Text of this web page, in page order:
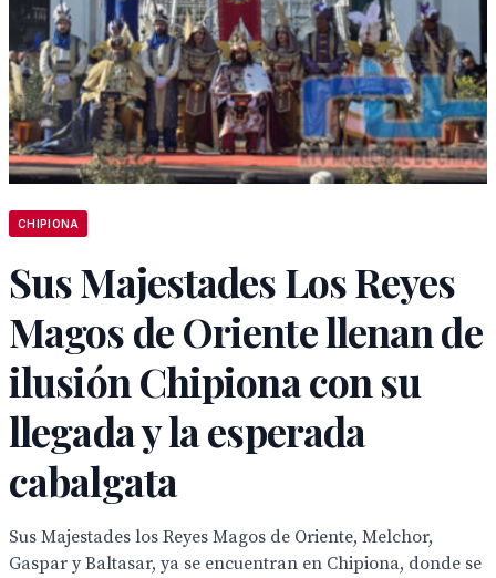
CHIPIONA
Sus Majestades Los Reyes
Magos de Oriente llenan de
ilusión Chipiona con su
llegada y la esperada
cabalgata
Sus Majestades los Reyes Magos de Oriente, Melchor,
Gaspar y Baltasar, ya se encuentran en Chipiona, donde se